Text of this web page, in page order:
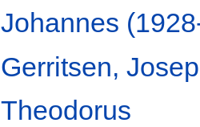
Johannes
Gerritsen,
Theodorus